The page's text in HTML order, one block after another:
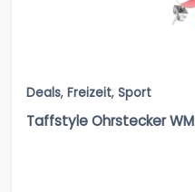
Deals, Freizeit, Sport
Taffstyle Ohrstecker